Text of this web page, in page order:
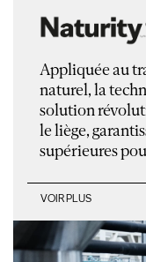
Appliquée au
naturel, la
solution
le liège,
supérieures
VOIR PLUS